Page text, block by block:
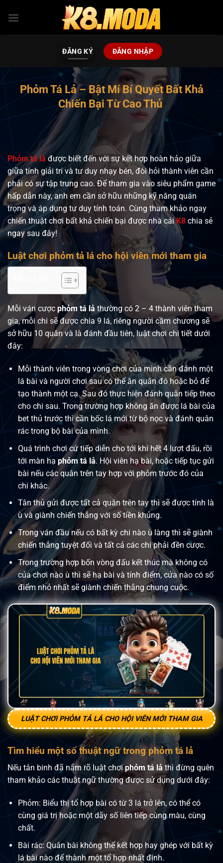
qua
ĐĂNG KÝ ĐĂNG NHẬP
Phỏm Tá Lả – Bật Mí Bí Quyết Bất Khả
Chiến Bại Từ Cao Thủ
Phỏm tá lả được biết đến với sự kết hợp hoàn hảo giữa
giữa tính giải trí và tư duy nhạy bén, đòi hỏi thành viên cần
phải có sự tập trung cao. Để tham gia vào siêu phẩm game
hấp dẫn này, anh em cần sở hữu những kỹ năng quan
trọng và áp dụng tư duy tính toán. Cùng tham khảo ngay
chiến thuật chơi bất khả chiến bại được nhà cáiK8 chia sẻ
ngay sau đây!
Luật chơi phỏm tả lá cho hội viên mới tham gia
Mỗi ván cược phỏm tá lả thường có 2 – 4 thành viên tham
gia, mỗi chi sẽ được chia 9 lá, riêng người cầm chương sẽ
sở hữu 10 quân và là đánh đầu tiên, luật chơi chi tiết dưới
đây:
Mỗi thành viên trong vòng chơi của mình cần đánh một
lá bài và người chơi sau có thể ăn quân đó hoặc bỏ để
tạo thành một cạ. Sau đó thực hiện đánh quân tiếp theo
cho chi sau. Trong trường hợp không ăn được lá bài của
bet thủ trước thì cần bốc lá mới từ bộ nọc và đánh quân
rác trong bộ bài của mình.
Quá trình chơi cứ tiếp diễn cho tới khi hết 4 lượt đấu, rồi
tới màn hạ phỏm tá lả. Hội viên hạ bài, hoặc tiếp tục gửi
bài nếu các quân trên tay hợp với phỏm trước đó của
chi khác.
Tân thủ gửi được tất cả quân trên tay thì sẽ được tính là
ù và giành chiến thắng với số tiền khủng.
Trong ván đầu nếu có bất kỳ chi nào ù làng thì sẽ giành
chiến thắng tuyệt đối và tất cả các chi phải đền cược.
Trong trường hợp bốn vòng đấu kết thúc mà không có
của chơi nào ù thì sẽ hạ bài và tính điểm, cửa nào có số
điểm nhỏ nhất sẽ giành chiến thắng chung cuộc.
LUẬT CHƠI PHỎM TẢ LÁ CHO HỘI VIÊN MỚI THAM GIA
Tìm hiểu một số thuật ngữ trong phỏm tá lả
Nếu tân binh đã nắm rõ luật chơiphỏm tá lả thì đừng quên
tham khảo các thuật ngữ thường được sử dụng dưới đây:
Phỏm: Biểu thị tổ hợp bài có từ 3 lá trở lên, có thể có
cùng giá trị hoặc một dãy số liên tiếp cùng màu, cùng
chất.
Bài rác: Quân bài không thể kết hợp hay ghép với bất kỳ
lá bài nào để thành một tổ hợp nhất định.